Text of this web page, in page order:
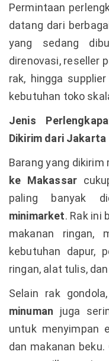
Permintaan
datang dari
yang sedang
direnovasi, reseller
rak, hingga
kebutuhan toko
Jenis
Dikirim dari Jakarta
Barang yang dikirim
ke Makassar
paling banyak
minimarket. Rak ini
makanan ringan,
kebutuhan dapur,
ringan, alat tulis,
Selain rak gondola,
minuman juga
untuk menyimpan
dan makanan